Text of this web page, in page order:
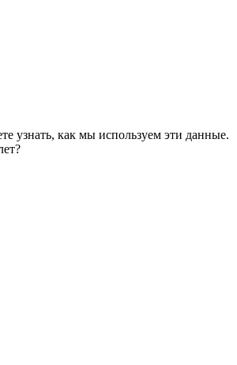
узнать, как мы используем эти данные.